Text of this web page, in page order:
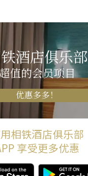
酒店俱乐部
值的会员项目
优惠多多！
相铁酒店俱乐部
享受更多优惠